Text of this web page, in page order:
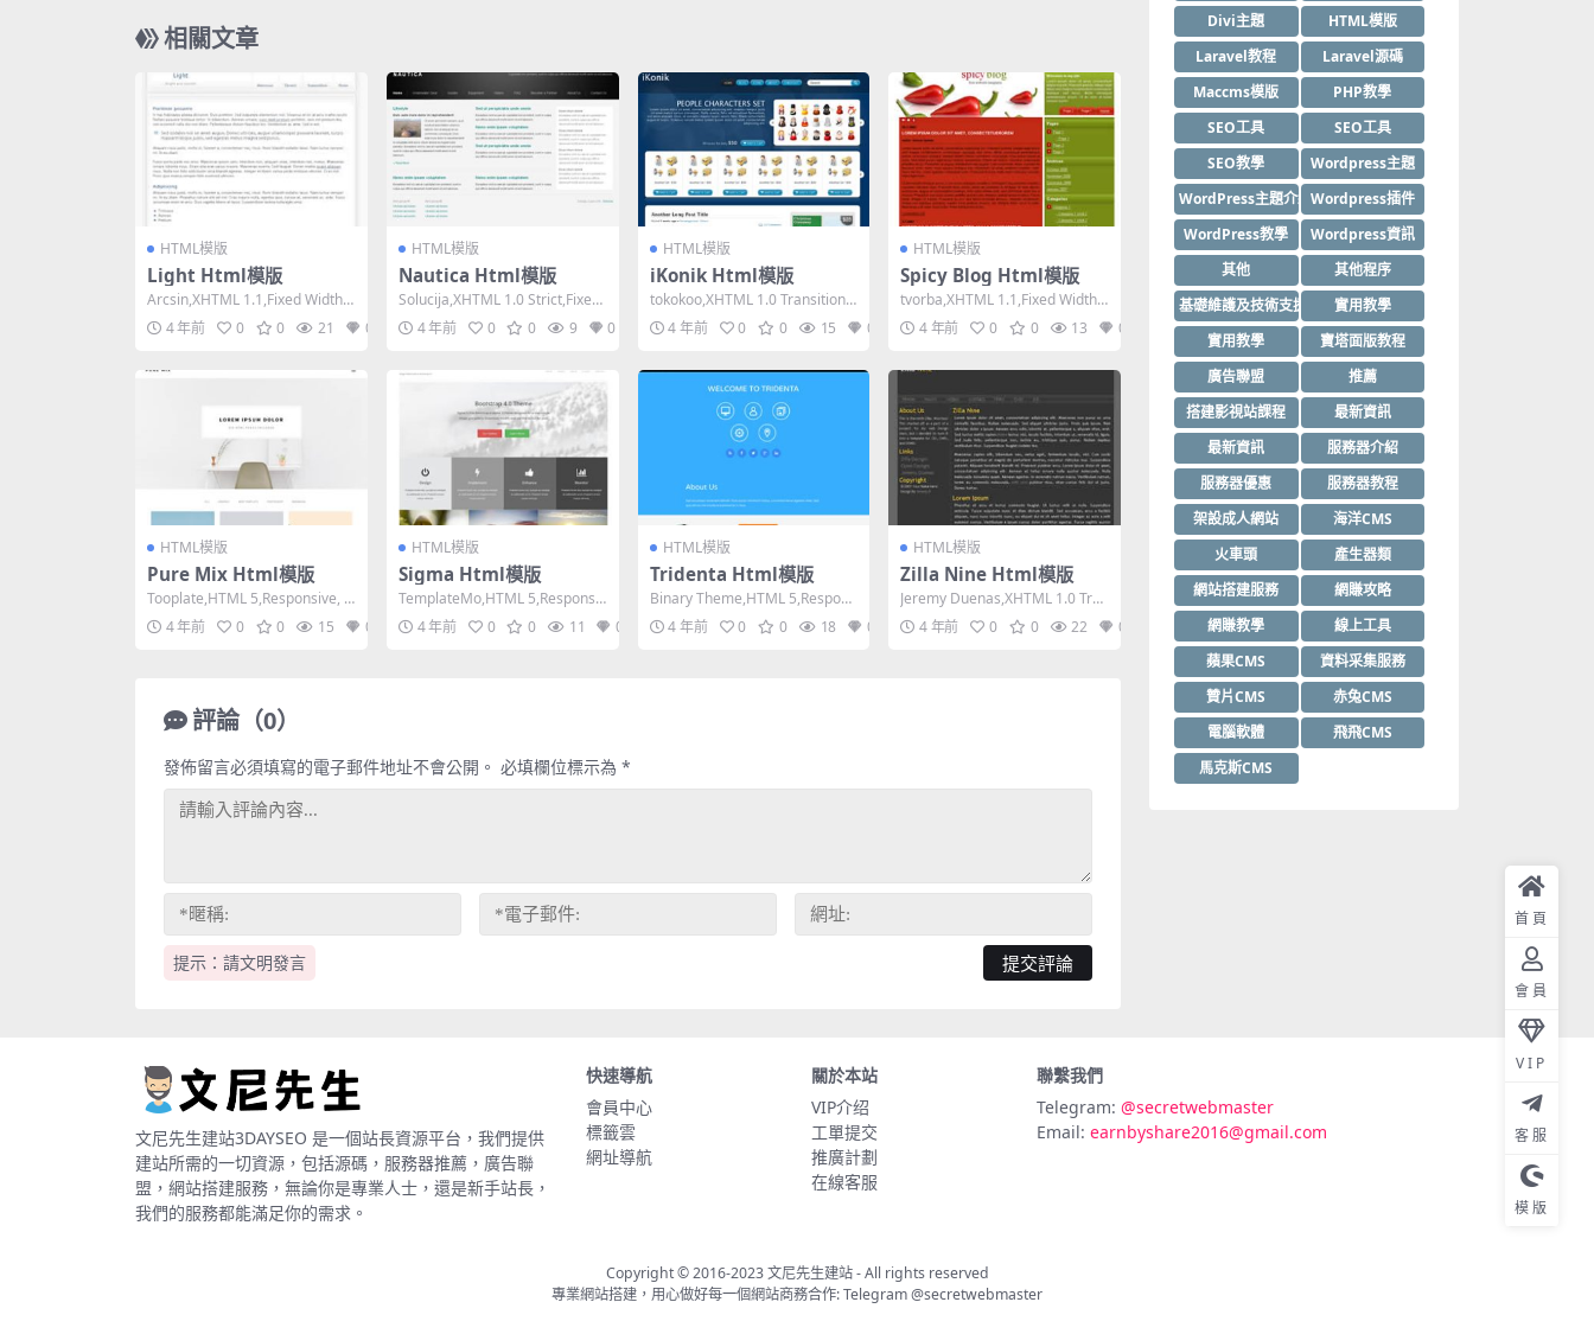
相關文章
HTML模版
Light Html模版
Arcsin,XHTML 1.1,Fixed Width,
1 Column,D...
4 年前 0 0 21 0
HTML模版
Nautica Html模版
Solucija,XHTML 1.0 Strict,Fixed
Width, 2...
4 年前 0 0 9 0
HTML模版
iKonik Html模版
tokokoo,XHTML 1.0 Transitiona
l,Fixed Wid...
4 年前 0 0 15 0
HTML模版
Spicy Blog Html模版
tvorba,XHTML 1.1,Fixed Width,
2 Columns,...
4 年前 0 0 13 0
HTML模版
Pure Mix Html模版
Tooplate,HTML 5,Responsive, 3
Columns,Da...
4 年前 0 0 15 0
HTML模版
Sigma Html模版
TemplateMo,HTML 5,Responsiv
e, Mixed Colu...
4 年前 0 0 11 0
HTML模版
Tridenta Html模版
Binary Theme,HTML 5,Respons
ive, 3 Column...
4 年前 0 0 18 0
HTML模版
Zilla Nine Html模版
Jeremy Duenas,XHTML 1.0 Tra
nsitional,Fix...
4 年前 0 0 22 0
評論（0）
提示：請文明發言
發佈留言必須填寫的電子郵件地址不會公開。 必填欄位標示為 *
Divi主題
HTML模版
Laravel教程
Laravel源碼
Maccms模版
PHP教學
SEO工具
SEO工具
SEO教學
Wordpress主題
WordPress主題介紹Wordpress插件
WordPress教學
Wordpress資訊
其他
其他程序
基礎維護及技術支援
實用教學
實用教學
寶塔面版教程
廣告聯盟
推薦
搭建影視站課程
最新資訊
最新資訊
服務器介紹
服務器優惠
服務器教程
架設成人網站
海洋CMS
火車頭
產生器類
網站搭建服務
網賺攻略
網賺教學
線上工具
蘋果CMS
資料采集服務
贊片CMS
赤兔CMS
電腦軟體
飛飛CMS
馬克斯CMS
文尼先生建站3DAYSEO 是一個站長資源平台，我們提供
建站所需的一切資源，包括源碼，服務器推薦，廣告聯
盟，網站搭建服務，無論你是專業人士，還是新手站長，
我們的服務都能滿足你的需求。
快速導航
會員中心
標籤雲
網址導航
關於本站
VIP介绍
工單提交
推廣計劃
在線客服
聯繫我們
Telegram: @secretwebmaster
Email: earnbyshare2016@gmail.com
Copyright © 2016-2023文尼先生建站- All rights reserved
專業網站搭建，用心做好每一個網站商務合作: Telegram@secretwebmaster
首頁
會員
VIP
客服
模版